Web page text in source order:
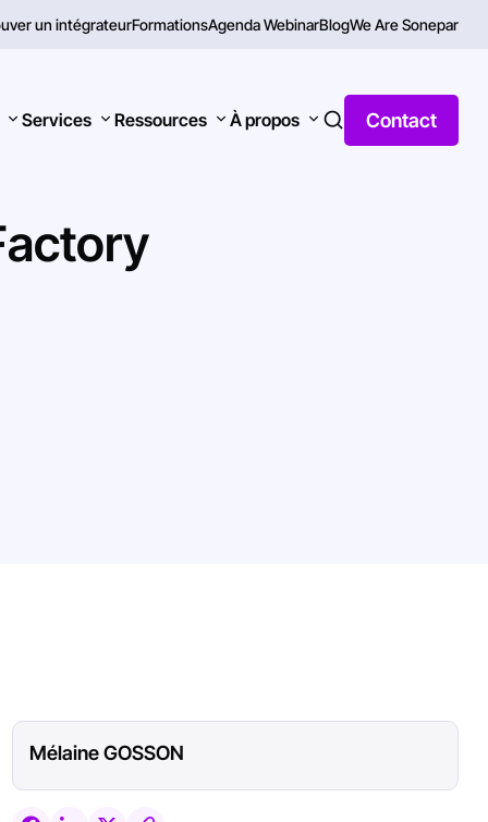
un intégrateurFormationsAgenda WebinarBlogWe Are Sonepar
Services Ressources À propos Contact
Mélaine GOSSON